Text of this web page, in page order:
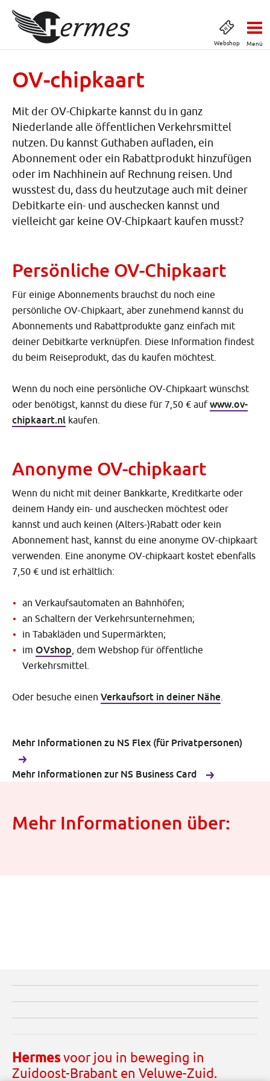
Webshop Menü
OV-chipkaart
Mit der OV-Chipkarte kannst du in ganz
Niederlande alle öffentlichen Verkehrsmittel
nutzen. Du kannst Guthaben aufladen, ein
Abonnement oder ein Rabattprodukt hinzufügen
oder im Nachhinein auf Rechnung reisen. Und
wusstest du, dass du heutzutage auch mit deiner
Debitkarte ein- und auschecken kannst und
vielleicht gar keine OV-Chipkaart kaufen musst?
Persönliche OV-Chipkaart
Für einige Abonnements brauchst du noch eine
persönliche OV-Chipkaart, aber zunehmend kannst du
Abonnements und Rabattprodukte ganz einfach mit
deiner Debitkarte verknüpfen. Diese Information findest
du beim Reiseprodukt, das du kaufen möchtest.
Wenn du noch eine persönliche OV-Chipkaart wünschst
oder benötigst, kannst du diese für 7,50 € aufwww.ov-
chipkaart.nl kaufen.
Anonyme OV-chipkaart
Wenn du nicht mit deiner Bankkarte, Kreditkarte oder
deinem Handy ein- und auschecken möchtest oder
kannst und auch keinen (Alters-)Rabatt oder kein
Abonnement hast, kannst du eine anonyme OV-chipkaart
verwenden. Eine anonyme OV-chipkaart kostet ebenfalls
7,50 € und ist erhältlich:
an Verkaufsautomaten an Bahnhöfen;
an Schaltern der Verkehrsunternehmen;
in Tabakläden und Supermärkten;
im OVshop , dem Webshop für öffentliche
Verkehrsmittel.
Oder besuche einen Verkaufsort in deiner Nähe
Mehr Informationen zu NS Flex (für Privatpersonen)
Mehr Informationen zur NS Business Card
Mehr Informationen über:
Hermesvoor jou in beweging in
Zuidoost-Brabant en Veluwe-Zuid.